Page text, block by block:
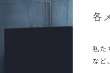
各
私た
など